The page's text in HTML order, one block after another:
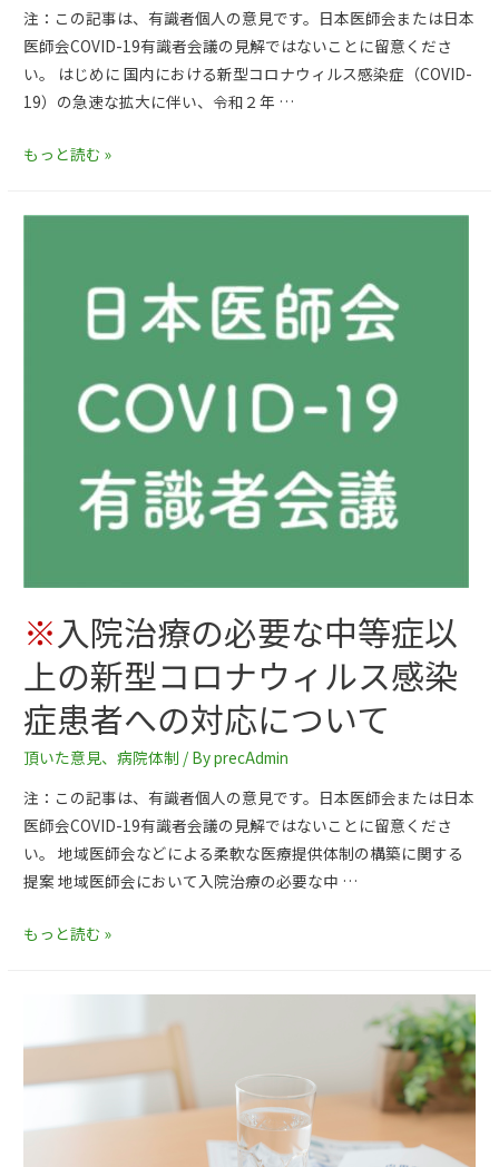
注：この記事は、有識者個人の意見です。日本医師会または日本
医師会COVID-19有識者会議の見解ではないことに留意くださ
い。 はじめに 国内における新型コロナウィルス感染症（COVID-
19）の急速な拡大に伴い、令和２年 …
もっと読む »
※入院治療の必要な中等症以
上の新型コロナウィルス感染
症患者への対応について
頂いた意見、病院体制 / ByprecAdmin
注：この記事は、有識者個人の意見です。日本医師会または日本
医師会COVID-19有識者会議の見解ではないことに留意くださ
い。 地域医師会などによる柔軟な医療提供体制の構築に関する
提案 地域医師会において入院治療の必要な中 …
もっと読む »